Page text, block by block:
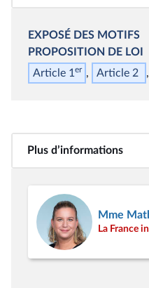
EXPOSÉ DES MOTIFS
PROPOSITION DE LOI
Article 1er Article 2
Plus d’informations
Mme
La France